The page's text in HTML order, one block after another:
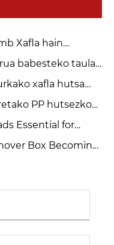
Xafla hain
modernoetarako?
babesteko taula
xafla hutsa
eta babes
PP hutsezko
modernoetan?
Essential for
Box Becoming